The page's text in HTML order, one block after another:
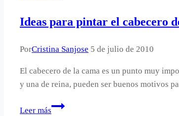
Ideas para pintar el cabecero
PorCristina Sanjose 5 de julio de 2010
El cabecero de la cama es un punto muy
y una de reina, pueden ser buenos motivos
Leer más
Ideas